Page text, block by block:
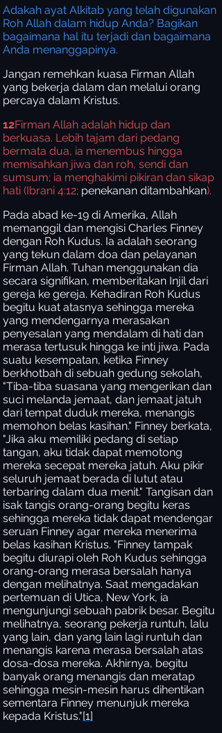
Adakah ayat Alkitab yang telah digunakan
Roh Allah dalam hidup Anda? Bagikan
bagaimana hal itu terjadi dan bagaimana
Anda menanggapinya.
Jangan remehkan kuasa Firman Allah
yang bekerja dalam dan melalui orang
percaya dalam Kristus.
12Firman Allah adalah hidup dan
berkuasa. Lebih tajam dari pedang
bermata dua, ia menembus hingga
memisahkan jiwa dan roh, sendi dan
sumsum; ia menghakimi pikiran dan sikap
hati (Ibrani 4:12; penekanan ditambahkan).
Pada abad ke-19 di Amerika, Allah
memanggil dan mengisi Charles Finney
dengan Roh Kudus. Ia adalah seorang
yang tekun dalam doa dan pelayanan
Firman Allah. Tuhan menggunakan dia
secara signifikan, memberitakan Injil dari
gereja ke gereja. Kehadiran Roh Kudus
begitu kuat atasnya sehingga mereka
yang mendengarnya merasakan
penyesalan yang mendalam di hati dan
merasa tertusuk hingga ke inti jiwa. Pada
suatu kesempatan, ketika Finney
berkhotbah di sebuah gedung sekolah,
"Tiba-tiba suasana yang mengerikan dan
suci melanda jemaat, dan jemaat jatuh
dari tempat duduk mereka, menangis
memohon belas kasihan." Finney berkata,
"Jika aku memiliki pedang di setiap
tangan, aku tidak dapat memotong
mereka secepat mereka jatuh. Aku pikir
seluruh jemaat berada di lutut atau
terbaring dalam dua menit." Tangisan dan
isak tangis orang-orang begitu keras
sehingga mereka tidak dapat mendengar
seruan Finney agar mereka menerima
belas kasihan Kristus. "Finney tampak
begitu diurapi oleh Roh Kudus sehingga
orang-orang merasa bersalah hanya
dengan melihatnya. Saat mengadakan
pertemuan di Utica, New York, ia
mengunjungi sebuah pabrik besar. Begitu
melihatnya, seorang pekerja runtuh, lalu
yang lain, dan yang lain lagi runtuh dan
menangis karena merasa bersalah atas
dosa-dosa mereka. Akhirnya, begitu
banyak orang menangis dan meratap
sehingga mesin-mesin harus dihentikan
sementara Finney menunjuk mereka
kepada Kristus."[1]